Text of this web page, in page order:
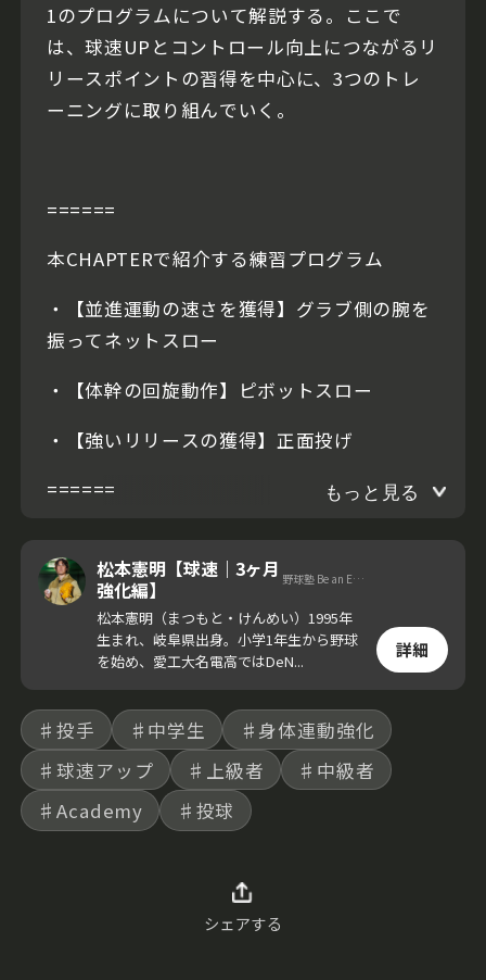
1のプログラムについて解説する。ここで
は、球速UPとコントロール向上につながるリ
リースポイントの習得を中心に、3つのトレ
ーニングに取り組んでいく。
======
本CHAPTERで紹介する練習プログラム
・【並進運動の速さを獲得】グラブ側の腕を
振ってネットスロー
・【体幹の回旋動作】ピボットスロー
・【強いリリースの獲得】正面投げ
======
もっと見る
松本憲明【球速｜3ヶ月
強化編】
野球塾 Be an Elite. 代表
松本憲明（まつもと・けんめい）1995年
生まれ、岐阜県出身。小学1年生から野球
を始め、愛工大名電高ではDeN...
詳細
♯投手 ♯中学生
♯身体連動強化
♯球速アップ
♯上級者
♯中級者
♯Academy
♯投球
シェアする